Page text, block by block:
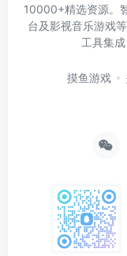
10000+精选资源。
台及影视音乐游戏
工具集
摸鱼游戏